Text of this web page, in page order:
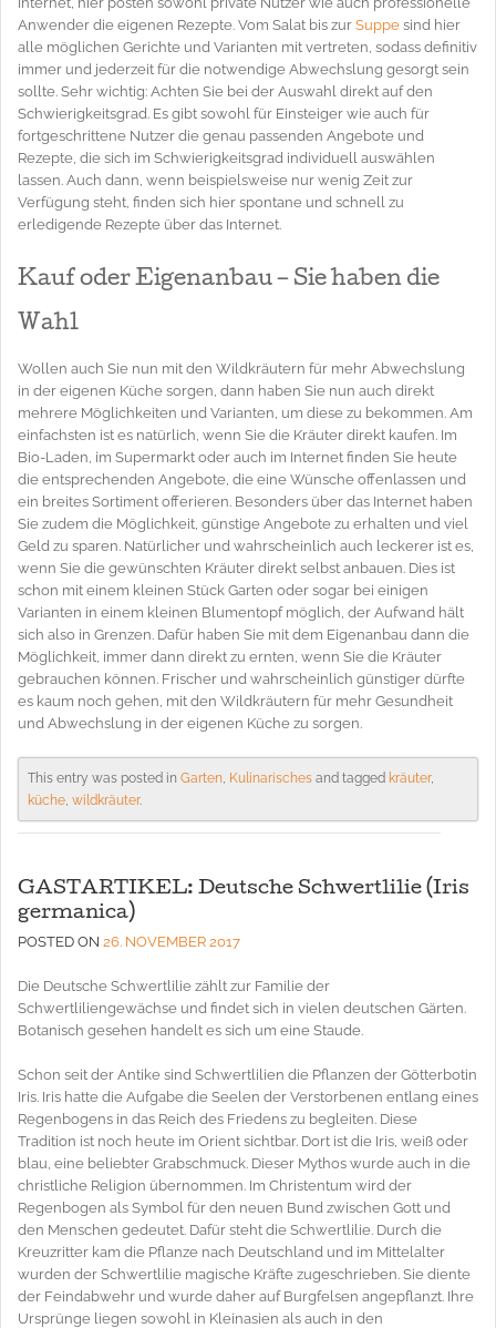
Anwender die eigenen Rezepte. Vom Salat bis zur Suppe sind hier
alle möglichen Gerichte und Varianten mit vertreten, sodass definitiv
immer und jederzeit für die notwendige Abwechslung gesorgt sein
sollte. Sehr wichtig: Achten Sie bei der Auswahl direkt auf den
Schwierigkeitsgrad. Es gibt sowohl für Einsteiger wie auch für
fortgeschrittene Nutzer die genau passenden Angebote und
Rezepte, die sich im Schwierigkeitsgrad individuell auswählen
lassen. Auch dann, wenn beispielsweise nur wenig Zeit zur
Verfügung steht, finden sich hier spontane und schnell zu
erledigende Rezepte über das Internet.
Kauf oder Eigenanbau – Sie haben die
Wahl
Wollen auch Sie nun mit den Wildkräutern für mehr Abwechslung
in der eigenen Küche sorgen, dann haben Sie nun auch direkt
mehrere Möglichkeiten und Varianten, um diese zu bekommen. Am
einfachsten ist es natürlich, wenn Sie die Kräuter direkt kaufen. Im
Bio-Laden, im Supermarkt oder auch im Internet finden Sie heute
die entsprechenden Angebote, die eine Wünsche offenlassen und
ein breites Sortiment offerieren. Besonders über das Internet haben
Sie zudem die Möglichkeit, günstige Angebote zu erhalten und viel
Geld zu sparen. Natürlicher und wahrscheinlich auch leckerer ist es,
wenn Sie die gewünschten Kräuter direkt selbst anbauen. Dies ist
schon mit einem kleinen Stück Garten oder sogar bei einigen
Varianten in einem kleinen Blumentopf möglich, der Aufwand hält
sich also in Grenzen. Dafür haben Sie mit dem Eigenanbau dann die
Möglichkeit, immer dann direkt zu ernten, wenn Sie die Kräuter
gebrauchen können. Frischer und wahrscheinlich günstiger dürfte
es kaum noch gehen, mit den Wildkräutern für mehr Gesundheit
und Abwechslung in der eigenen Küche zu sorgen.
This entry was posted in Garten, Kulinarisches and tagged kräuter,
küche, wildkräuter.
GASTARTIKEL: Deutsche Schwertlilie (Iris
germanica)
POSTED ON 26. NOVEMBER 2017
Die Deutsche Schwertlilie zählt zur Familie der
Schwertliliengewächse und findet sich in vielen deutschen Gärten.
Botanisch gesehen handelt es sich um eine Staude.
Schon seit der Antike sind Schwertlilien die Pflanzen der Götterbotin
Iris. Iris hatte die Aufgabe die Seelen der Verstorbenen entlang eines
Regenbogens in das Reich des Friedens zu begleiten. Diese
Tradition ist noch heute im Orient sichtbar. Dort ist die Iris, weiß oder
blau, eine beliebter Grabschmuck. Dieser Mythos wurde auch in die
christliche Religion übernommen. Im Christentum wird der
Regenbogen als Symbol für den neuen Bund zwischen Gott und
den Menschen gedeutet. Dafür steht die Schwertlilie. Durch die
Kreuzritter kam die Pflanze nach Deutschland und im Mittelalter
wurden der Schwertlilie magische Kräfte zugeschrieben. Sie diente
der Feindabwehr und wurde daher auf Burgfelsen angepflanzt. Ihre
Ursprünge liegen sowohl in Kleinasien als auch in den